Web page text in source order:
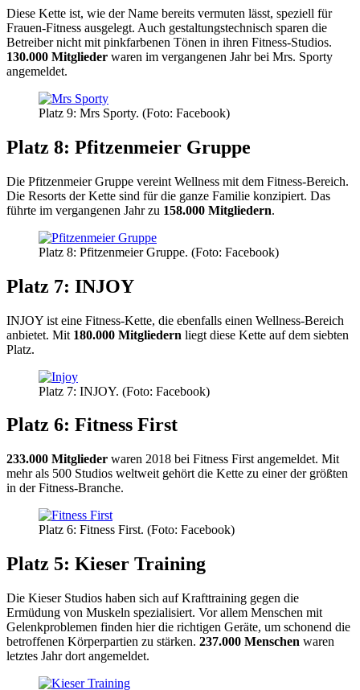
Diese Kette ist, wie der Name bereits vermuten lässt, speziell für
Frauen-Fitness ausgelegt. Auch gestaltungstechnisch sparen die
Betreiber nicht mit pinkfarbenen Tönen in ihren Fitness-Studios.
130.000 Mitglieder waren im vergangenen Jahr bei Mrs. Sporty
angemeldet.
Platz 9: Mrs Sporty. (Foto: Facebook)
Platz 8: Pfitzenmeier Gruppe
Die Pfitzenmeier Gruppe vereint Wellness mit dem Fitness-Bereich.
Die Resorts der Kette sind für die ganze Familie konzipiert. Das
führte im vergangenen Jahr zu 158.000 Mitgliedern.
Platz 8: Pfitzenmeier Gruppe. (Foto: Facebook)
Platz 7: INJOY
INJOY ist eine Fitness-Kette, die ebenfalls einen Wellness-Bereich
anbietet. Mit 180.000 Mitgliedern liegt diese Kette auf dem siebten
Platz.
Platz 7: INJOY. (Foto: Facebook)
Platz 6: Fitness First
233.000 Mitglieder waren 2018 bei Fitness First angemeldet. Mit
mehr als 500 Studios weltweit gehört die Kette zu einer der größten
in der Fitness-Branche.
Platz 6: Fitness First. (Foto: Facebook)
Platz 5: Kieser Training
Die Kieser Studios haben sich auf Krafttraining gegen die
Ermüdung von Muskeln spezialisiert. Vor allem Menschen mit
Gelenkproblemen finden hier die richtigen Geräte, um schonend die
betroffenen Körperpartien zu stärken. 237.000 Menschen waren
letztes Jahr dort angemeldet.